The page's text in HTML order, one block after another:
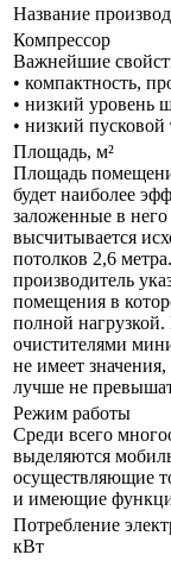
Название
Компрессор
Важнейшие
• компактность,
• низкий уровень
• низкий пусковой
Площадь, м²
Площадь
будет наиболее
заложенные в
высчитывается
потолков 2,6
производитель
помещения в
полной
очистителями
не имеет
лучше не
Режим работы
Среди всего
выделяются
осуществляющие
и имеющие
Потребление
кВт